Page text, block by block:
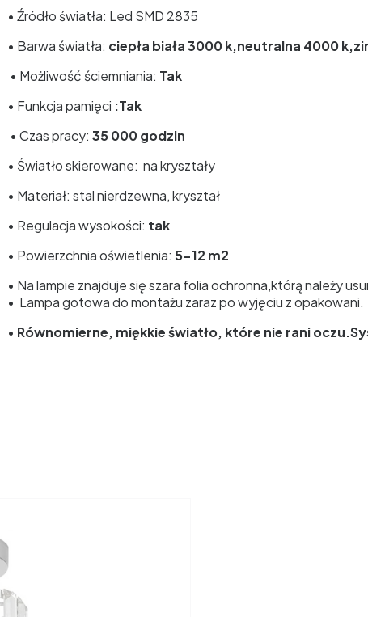
• Źródło światła: Led SMD 2835
• Barwa światła: ciepła biała 3000 k,neutralna 4000
• Możliwość ściemniania: Tak
• Funkcja pamięci :Tak
• Czas pracy: 35 000 godzin
• Światło skierowane: na kryształy
• Materiał: stal nierdzewna, kryształ
• Regulacja wysokości: tak
• Powierzchnia oświetlenia: 5-12 m2
• Na lampie znajduje się szara folia ochronna,którą należy
• Lampa gotowa do montażu zaraz po wyjęciu z opakowani.
• Równomierne, miękkie światło, które nie rani